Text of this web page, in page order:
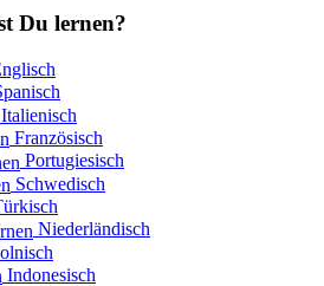
Du lernen?
Italienisch
Französisch
Portugiesisch
Schwedisch
Niederländisch
Indonesisch